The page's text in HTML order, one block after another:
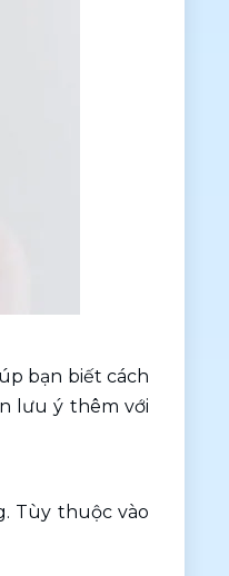
bạn biết cách
lưu ý thêm với
Tùy thuộc vào